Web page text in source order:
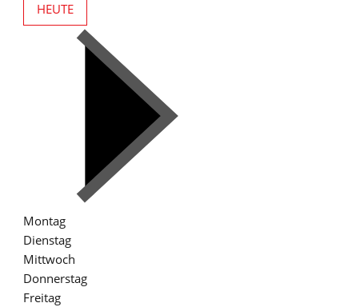
HEUTE
Montag
Dienstag
Mittwoch
Donnerstag
Freitag